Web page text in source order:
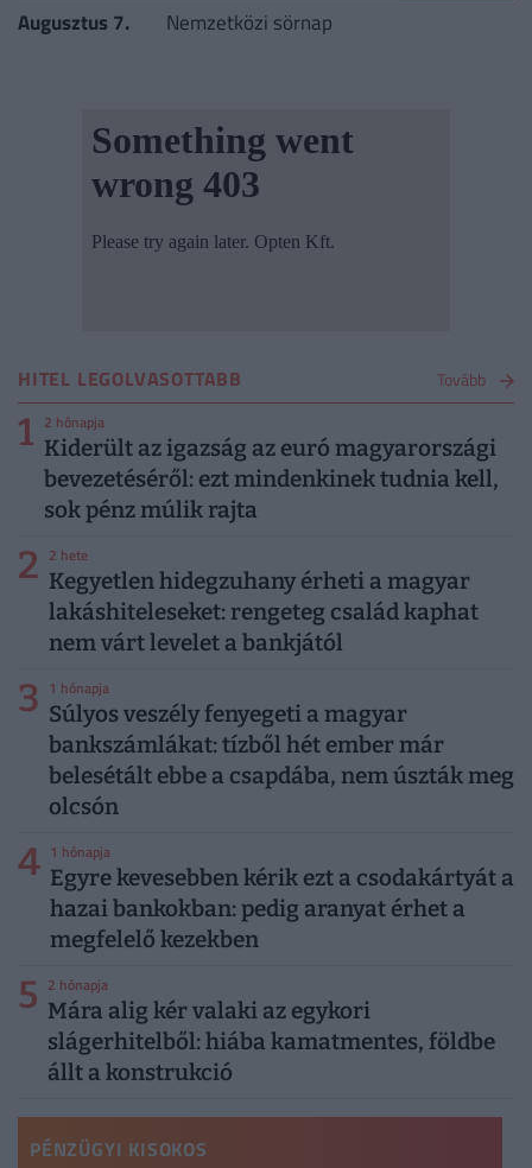
Augusztus 7. Nemzetközi sörnap
HITEL LEGOLVASOTTABB Tovább
1 2 hónapja
Kiderült az igazság az euró magyarországi
bevezetéséről: ezt mindenkinek tudnia kell,
sok pénz múlik rajta
2 2 hete
Kegyetlen hidegzuhany érheti a magyar
lakáshiteleseket: rengeteg család kaphat
nem várt levelet a bankjától
3 1 hónapja
Súlyos veszély fenyegeti a magyar
bankszámlákat: tízből hét ember már
belesétált ebbe a csapdába, nem úszták meg
olcsón
4 1 hónapja
Egyre kevesebben kérik ezt a csodakártyát a
hazai bankokban: pedig aranyat érhet a
megfelelő kezekben
5 2 hónapja
Mára alig kér valaki az egykori
slágerhitelből: hiába kamatmentes, földbe
állt a konstrukció
PÉNZÜGYI KISOKOS